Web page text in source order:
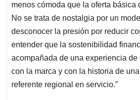
menos cómoda que la oferta básica
No se trata de nostalgia por un
desconocer la presión por reducir
entender que la sostenibilidad
acompañada de una experiencia
con la marca y con la historia de
referente regional en servicio.”